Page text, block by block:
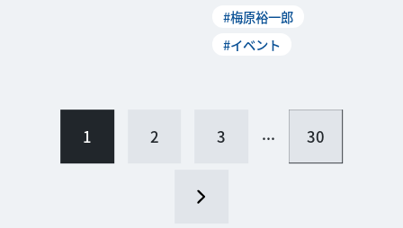
#梅原裕一郎
#イベント
1 2 3 ... 30